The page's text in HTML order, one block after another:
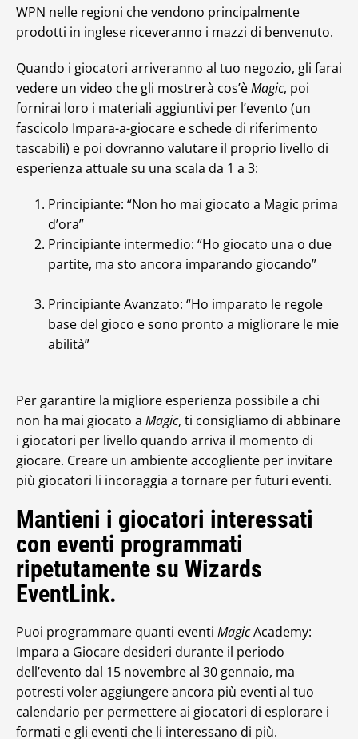
WPN nelle regioni che vendono principalmente
prodotti in inglese riceveranno i mazzi di benvenuto.
Quando i giocatori arriveranno al tuo negozio, gli farai
vedere un video che gli mostrerà cos’èMagic, poi
fornirai loro i materiali aggiuntivi per l’evento (un
fascicolo Impara-a-giocare e schede di riferimento
tascabili) e poi dovranno valutare il proprio livello di
esperienza attuale su una scala da 1 a 3:
Principiante: “Non ho mai giocato a Magic prima
d’ora”
Principiante intermedio: “Ho giocato una o due
partite, ma sto ancora imparando giocando”
Principiante Avanzato: “Ho imparato le regole
base del gioco e sono pronto a migliorare le mie
abilità”
Per garantire la migliore esperienza possibile a chi
non ha mai giocato a Magic, ti consigliamo di abbinare
i giocatori per livello quando arriva il momento di
giocare. Creare un ambiente accogliente per invitare
più giocatori li incoraggia a tornare per futuri eventi.
Mantieni i giocatori interessati
con eventi programmati
ripetutamente su Wizards
EventLink.
Puoi programmare quanti eventi MagicAcademy:
Impara a Giocare desideri durante il periodo
dell’evento dal 15 novembre al 30 gennaio, ma
potresti voler aggiungere ancora più eventi al tuo
calendario per permettere ai giocatori di esplorare i
formati e gli eventi che li interessano di più.